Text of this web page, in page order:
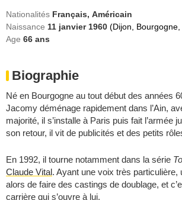
Nationalités Français, Américain
Naissance 11 janvier 1960 (Dijon,
Age 66 ans
Biographie
Né en Bourgogne au tout début des années
Jacomy déménage rapidement dans l’Ain,
majorité, il s’installe à Paris puis fait l’armée
son retour, il vit de publicités et des petits
En 1992, il tourne notamment dans la série
Claude Vital. Ayant une voix très particulière,
alors de faire des castings de doublage, et
carrière qui s’ouvre à lui.